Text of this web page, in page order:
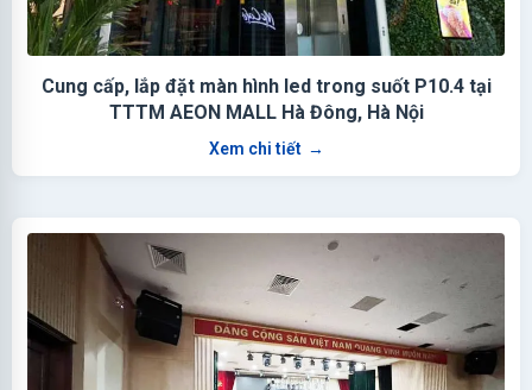
Cung cấp, lắp đặt màn hình led trong suốt P10.4 tại
TTTM AEON MALL Hà Đông, Hà Nội
Xem chi tiết →